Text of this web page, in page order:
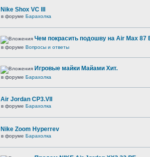
Nike Shox VC III
в форуме Барахолка
Чем покрасить подошву на Air Max 87
в форуме Вопросы и ответы
Игровые майки Майами Хит.
в форуме Барахолка
Air Jordan CP3.VII
в форуме Барахолка
Nike Zoom Hyperrev
в форуме Барахолка